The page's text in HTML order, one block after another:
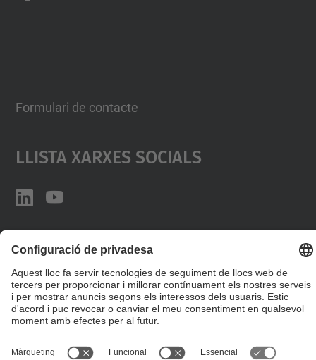
Formulari de contacte
Llista Xarxes Socials
© UPC
Desenvolupat amb
Mapa del lloc
Avís legal
Configuració de privadesa